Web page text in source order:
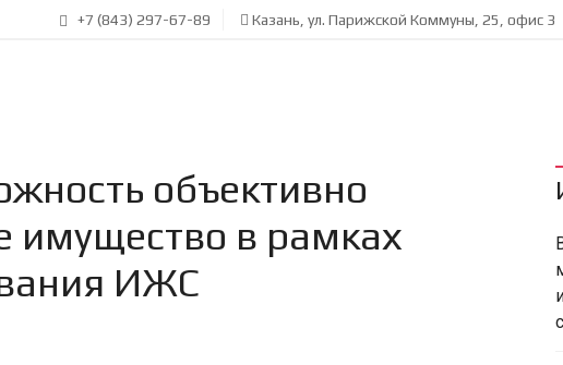
+7 (843) 297-67-89 Казань, ул. Парижской Коммуны, 25, офис 3
объективно
имущество в рамках
ИЖС